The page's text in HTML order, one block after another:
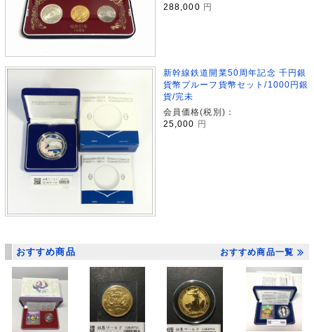
288,000 円
新幹線鉄道開業50周年記念 千円銀
貨幣プルーフ貨幣セット/1000円銀
貨/完未
会員価格(税別)：
25,000 円
おすすめ商品 おすすめ商品一覧